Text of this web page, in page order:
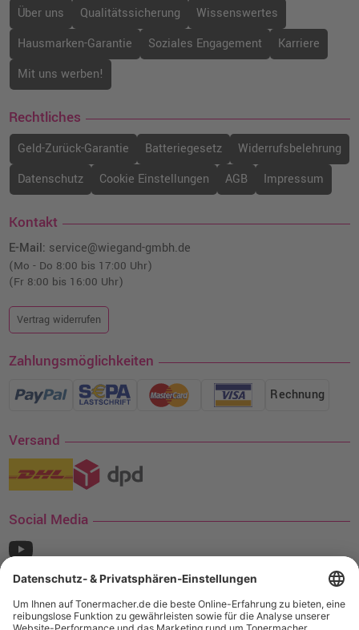
Über uns Qualitätssicherung
Wissenswertes
Hausmarken-Garantie
Soziales Engagement
Karriere
Mit uns werben!
Rechtliches
Geld-Zurück-Garantie Batteriegesetz
Widerrufsbelehrung
Datenschutz
Cookie Einstellungen AGB Impressum
Kontakt
E-Mail: service@wiegand-gmbh.de
(Mo - Do 8:00 bis 17:00 Uhr)
(Fr 8:00 bis 16:00 Uhr)
Vertrag widerrufen
Zahlungsmöglichkeiten
Rechnung
Versand
Social Media
¹ Nur gültig für den Versand innerhalb Deutschlands. Befindet sich ein Warenwert
von mindestens 35€ (inkl. Mwst.) an Ampertec Artikeln in Ihrem Warenkorb, ist der
Versand für Sie kostenfrei.